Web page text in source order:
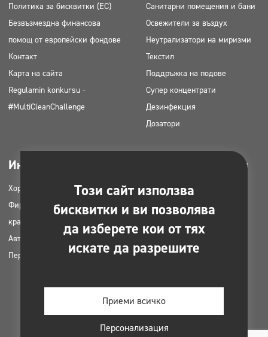
Политика за бисквитки (ЕС)
Безвъзмездна финансова
помощ от европейски фондове
Контакт
Карта на сайта
Regulamin konkursu -
#MultiCleanChallenge
Санитарни помещения и бани
Освежители за въздух
Неутрализатори на миризми
Текстил
Поддръжка на подове
Супер концентрати
Дезинфекция
Дозатори
Индустрии
Хорец
Фирми за почистване
красота
Автомивки
Перални
Може да се изтегли
Продуктови каталози
MSDS карти
продуктите Clinex
Снимки за печат
Електронни книги
Този сайт използва
бисквитки и ви позволява
да изберете кои от тях
искате да разрешите
Приеми всичко
Персонализация